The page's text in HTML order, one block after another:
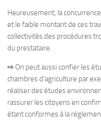
Heureusement, la
et le faible montant de ces
collectivités des procédures
du prestataire.
⇨ On peut aussi confier les
chambres d’agriculture par
réaliser des études
rassurer les citoyens en
étant conformes à la